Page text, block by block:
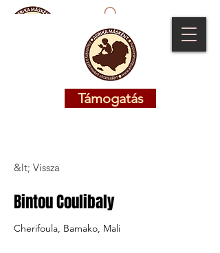
Támogatás
Támogatás
&lt; Vissza
Bintou Coulibaly
Cherifoula, Bamako, Mali